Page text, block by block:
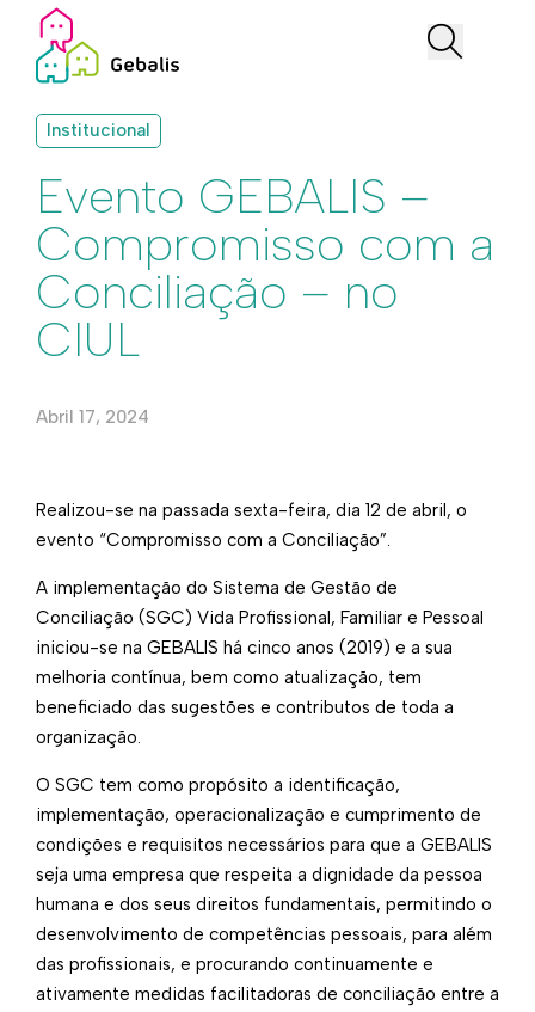
Institucional
Evento GEBALIS –
Compromisso com a
Conciliação – no
CIUL
Abril 17, 2024
Realizou-se na passada sexta-feira, dia 12 de abril, o
evento “Compromisso com a Conciliação”.
A implementação do Sistema de Gestão de
Conciliação (SGC) Vida Profissional, Familiar e Pessoal
iniciou-se na GEBALIS há cinco anos (2019) e a sua
melhoria contínua, bem como atualização, tem
beneficiado das sugestões e contributos de toda a
organização.
O SGC tem como propósito a identificação,
implementação, operacionalização e cumprimento de
condições e requisitos necessários para que a GEBALIS
seja uma empresa que respeita a dignidade da pessoa
humana e dos seus direitos fundamentais, permitindo o
desenvolvimento de competências pessoais, para além
das profissionais, e procurando continuamente e
ativamente medidas facilitadoras de conciliação entre a